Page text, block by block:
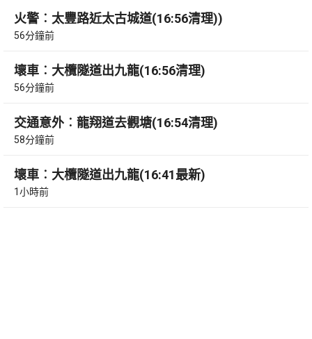
火警︰太豐路近太古城道(16:56清理))
56分鐘前
壞車︰大欖隧道出九龍(16:56清理)
56分鐘前
交通意外︰龍翔道去觀塘(16:54清理)
58分鐘前
壞車︰大欖隧道出九龍(16:41最新)
1小時前